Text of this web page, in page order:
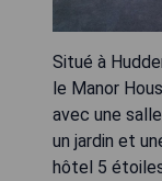
Situé à
le Manor
avec une
un jardin et
hôtel 5